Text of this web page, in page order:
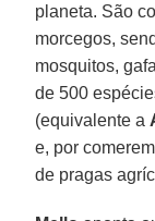
planeta. São
morcegos,
mosquitos,
de 500
(equivalente a
e, por
de pragas